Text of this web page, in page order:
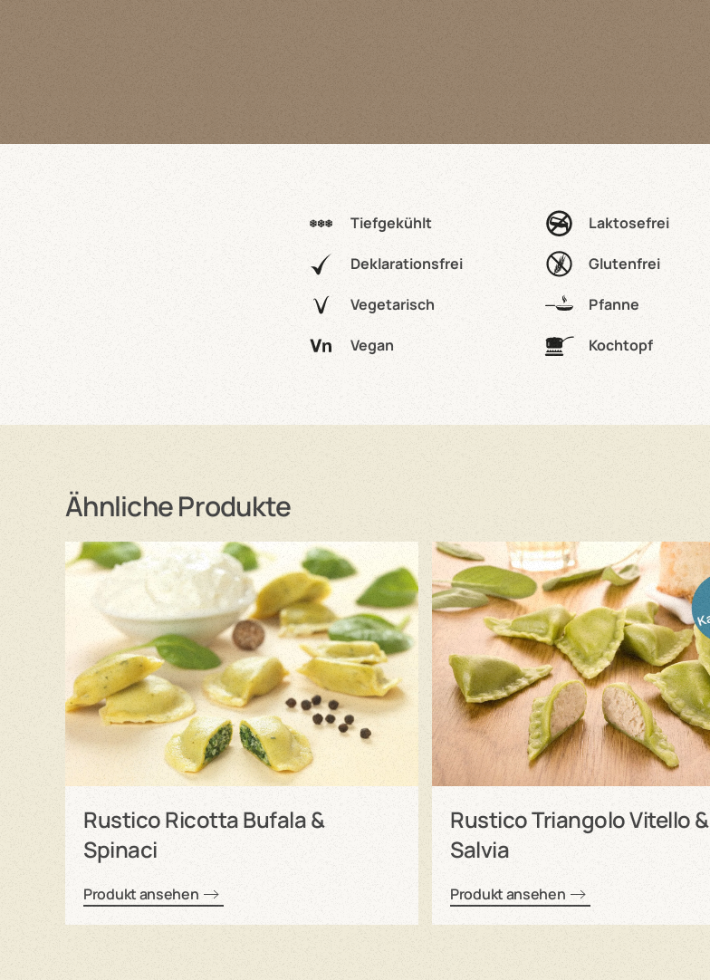
Tiefgekühlt
Deklarationsfrei
Vegetarisch
Vegan
Laktosefrei
Glutenfrei
Pfanne
Kochtopf
Ähnliche Produkte
Rustico Ricotta Bufala &
Spinaci
Produkt ansehen
Rustico Triangolo Vitello &
Salvia
Produkt ansehen